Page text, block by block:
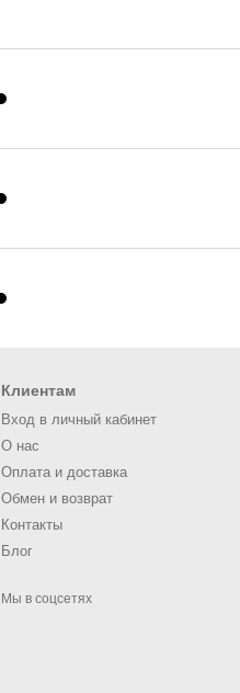
Клиентам
Вход в личный кабинет
О нас
Оплата и доставка
Обмен и возврат
Контакты
Блог
Мы в соцсетях